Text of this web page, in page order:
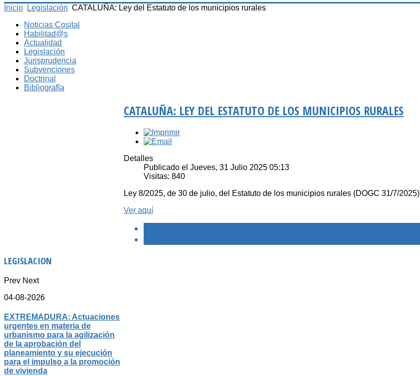
Inicio Legislación CATALUÑA: Ley del Estatuto de los municipios rurales
Noticias Cosital
Habilitad@s
Actualidad
Legislación
Jurisprudencia
Subvenciones
Doctrinal
Bibliografía
CATALUÑA: LEY DEL ESTATUTO DE LOS MUNICIPIOS RURALES
Detalles
Publicado el Jueves, 31 Julio 2025 05:13
Visitas: 840
Ley 8/2025, de 30 de julio, del Estatuto de los municipios rurales (DOGC 31/7/2025)
Ver aquí
LEGISLACION
Prev Next
04-08-2026
EXTREMADURA: Actuaciones
urgentes en materia de
urbanismo para la agilización
de la aprobación del
planeamiento y su ejecución
para el impulso a la promoción
de vivienda